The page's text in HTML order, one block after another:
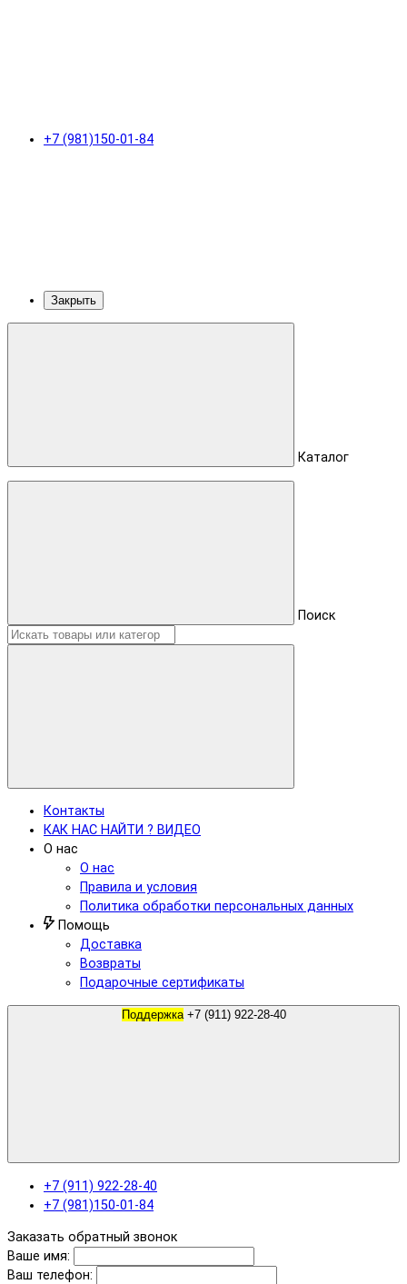
+7 (981)150-01-84
Закрыть
Каталог
Поиск
Контакты
КАК НАС НАЙТИ ? ВИДЕО
О нас
О нас
Правила и условия
Политика обработки персональных данных
Помощь
Доставка
Возвраты
Подарочные сертификаты
Поддержка +7 (911) 922-28-40
+7 (911) 922-28-40
+7 (981)150-01-84
Заказать обратный звонок
Ваше имя:
Ваш телефон: